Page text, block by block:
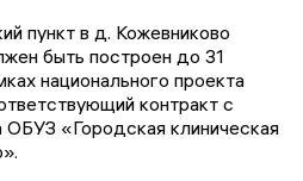
пункт в д. Кожевниково
быть построен до 31
национального проекта
контракт с
«Городская клиническая